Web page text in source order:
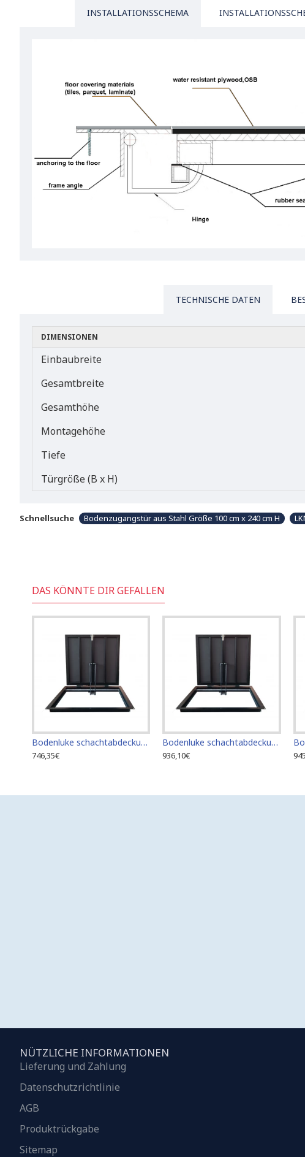
INSTALLATIONSSCHEMA
TECHNISCHE DATEN
DIMENSIONEN
Einbaubreite
Gesamtbreite
Gesamthöhe
Montagehöhe
Tiefe
Türgröße (B x H)
Schnellsuche Bodenzugangstür aus Stahl Größe 100 cm x 240 cm H
DAS KÖNNTE DIR GEFALLEN
Bodenluke schachtabdeckung - Zugangsplatte für Fliesenböden 60cm x 60cm
746,35€
Bodenluke schachtabdeckung - Zugangsplatte für Fliesenböden 60cm x 70cm "H"
936,10€
NÜTZLICHE INFORMATIONEN
Lieferung und Zahlung
Datenschutzrichtlinie
AGB
Produktrückgabe
Sitemap